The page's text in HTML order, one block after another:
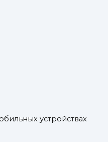
устройствах